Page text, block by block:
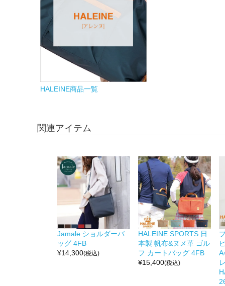
HALEINE商品一覧
関連アイテム
Jamale ショルダーバ
ッグ 4FB
¥14,300(税込)
HALEINE SPORTS 日
本製 帆布&ヌメ革 ゴル
フ カートバッグ 4FB
¥15,400(税込)